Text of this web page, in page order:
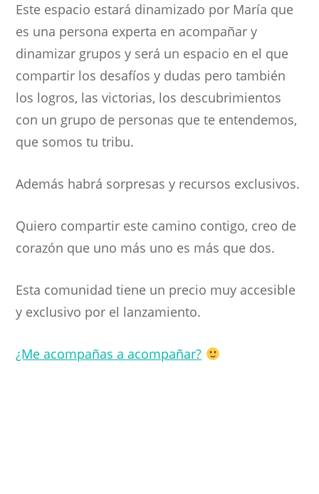
Este espacio estará dinamizado por María que
es una persona experta en acompañar y
dinamizar grupos y será un espacio en el que
compartir los desafíos y dudas pero también
los logros, las victorias, los descubrimientos
con un grupo de personas que te entendemos,
que somos tu tribu.
Además habrá sorpresas y recursos exclusivos.
Quiero compartir este camino contigo, creo de
corazón que uno más uno es más que dos.
Esta comunidad tiene un precio muy accesible
y exclusivo por el lanzamiento.
¿Me acompañas a acompañar?